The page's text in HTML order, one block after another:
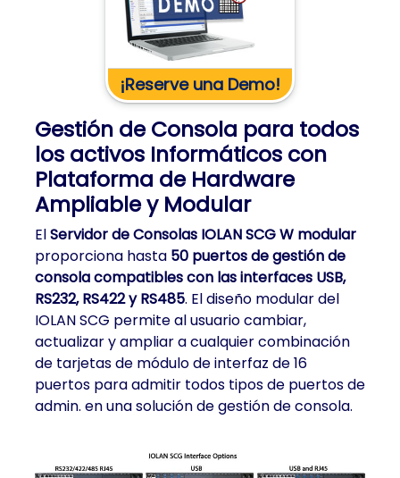
¡Reserve una Demo!
Gestión de Consola para todos
los activos Informáticos con
Plataforma de Hardware
Ampliable y Modular
ElServidor de Consolas IOLAN SCG W modular
proporciona hasta 50 puertos de gestión de
consola compatibles con las interfaces USB,
RS232, RS422 y RS485. El diseño modular del
IOLAN SCG permite al usuario cambiar,
actualizar y ampliar a cualquier combinación
de tarjetas de módulo de interfaz de 16
puertos para admitir todos tipos de puertos de
admin. en una solución de gestión de consola.